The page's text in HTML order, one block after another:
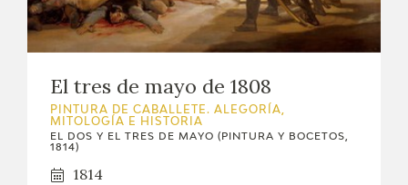
El tres de mayo de 1808
PINTURA DE CABALLETE. ALEGORÍA,
MITOLOGÍA E HISTORIA
EL DOS Y EL TRES DE MAYO (PINTURA Y BOCETOS,
1814)
1814